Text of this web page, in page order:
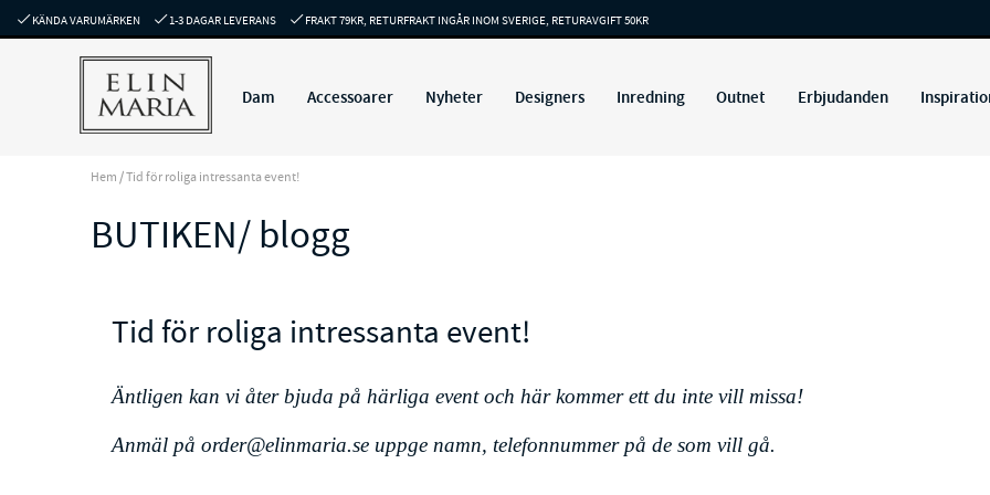
KÄNDA VARUMÄRKEN 1-3 DAGAR LEVERANS FRAKT 79KR, RETURFRAKT INGÅR INOM SVERIGE, RETURAVGIFT 50KR
Dam Accessoarer Nyheter Designers Inredning Outnet Erbjudanden
Hem /Tid för roliga intressanta event!
BUTIKEN/ blogg
Tid för roliga intressanta event!
Äntligen kan vi åter bjuda på härliga event och här kommer ett du inte vill missa!
Anmäl på order@elinmaria.seuppge namn, telefonnummer på de som vill gå.